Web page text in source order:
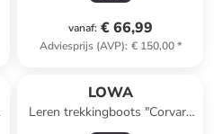
vanaf: € 66,99
Adviesprijs (AVP): € 150,00*
LOWA
Leren trekkingboots "Corvara
GTX" donkerblauw